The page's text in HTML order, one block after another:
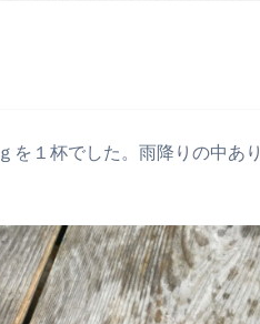
を１杯でした。雨降りの中あり